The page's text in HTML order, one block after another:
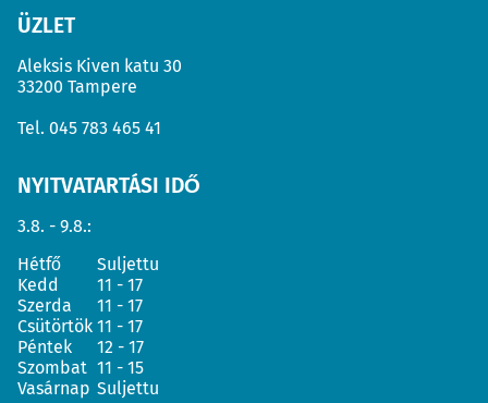
ÜZLET
Aleksis Kiven katu 30
33200 Tampere
Tel. 045 783 465 41
NYITVATARTÁSI IDŐ
3.8. - 9.8.:
Hétfő
Suljettu
Kedd
11 - 17
Szerda
11 - 17
Csütörtök 11 - 17
Péntek
12 - 17
Szombat 11 - 15
Vasárnap Suljettu